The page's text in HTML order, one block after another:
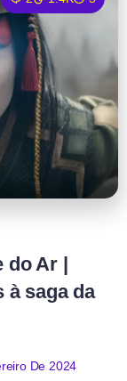
do Ar |
à saga da
De 2024